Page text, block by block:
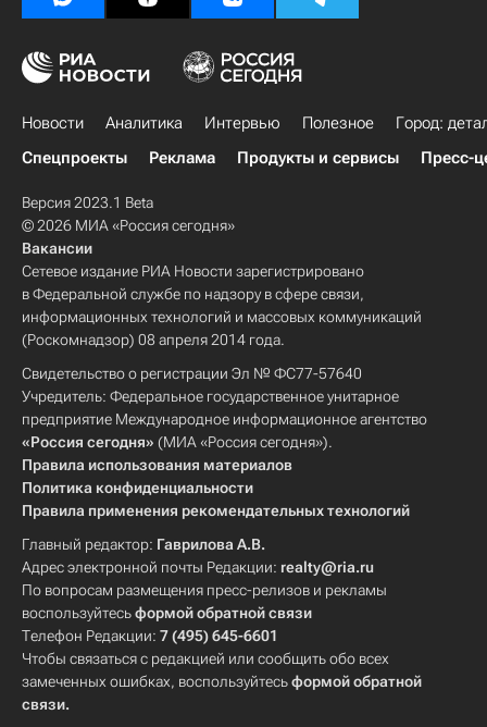
Новости Аналитика Интервью Полезное
Город:
Спецпроекты
Реклама Продукты и сервисы Пресс-
Версия 2023.1 Beta
© 2026 МИА «Россия сегодня»
Вакансии
Сетевое издание РИА Новости зарегистрировано
в Федеральной службе по надзору в сфере связи,
информационных технологий и массовых коммуникаций
(Роскомнадзор) 08 апреля 2014 года.
Свидетельство о регистрации Эл № ФС77-57640
Учредитель: Федеральное государственное унитарное
предприятие Международное информационное агентство
«Россия сегодня» (МИА «Россия сегодня»).
Правила использования материалов
Политика конфиденциальности
Правила применения рекомендательных технологий
Главный редактор: Гаврилова А.В.
Адрес электронной почты Редакции: realty@ria.ru
По вопросам размещения пресс-релизов и рекламы
воспользуйтесьформой обратной связи
Телефон Редакции: 7 (495) 645-6601
Чтобы связаться с редакцией или сообщить обо всех
замеченных ошибках, воспользуйтесьформой обратной
связи.